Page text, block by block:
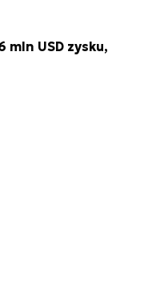
mln USD zysku,